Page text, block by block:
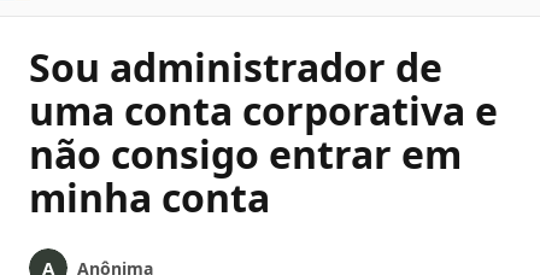
Sou administrador de
uma conta corporativa e
não consigo entrar em
minha conta
Anônima